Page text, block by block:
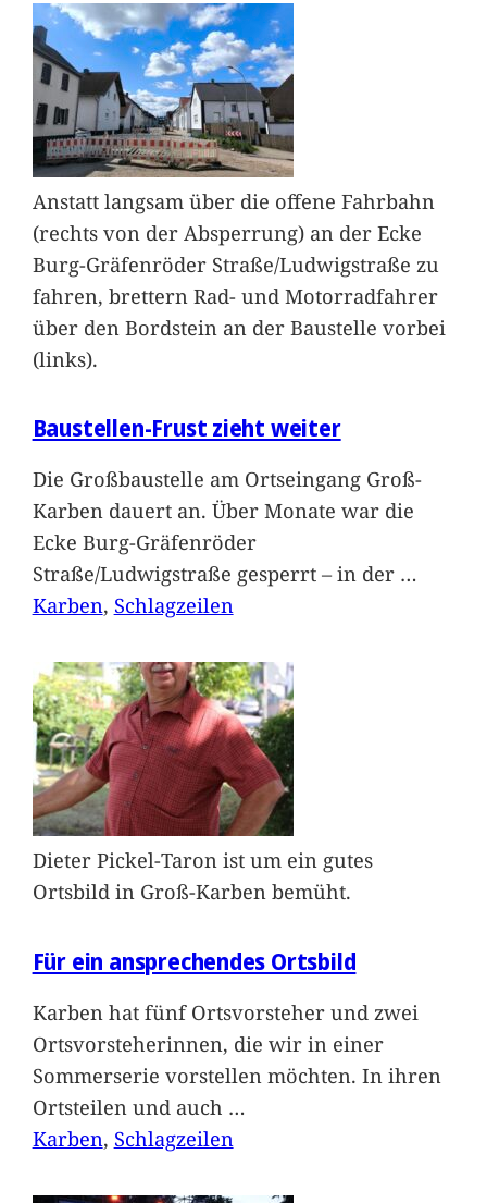
Anstatt langsam über die offene Fahrbahn
(rechts von der Absperrung) an der Ecke
Burg-Gräfenröder Straße/Ludwigstraße zu
fahren, brettern Rad- und Motorradfahrer
über den Bordstein an der Baustelle vorbei
(links).
Baustellen-Frust zieht weiter
Die Großbaustelle am Ortseingang Groß-
Karben dauert an. Über Monate war die
Ecke Burg-Gräfenröder
Straße/Ludwigstraße gesperrt – in der …
Karben, Schlagzeilen
Dieter Pickel-Taron ist um ein gutes
Ortsbild in Groß-Karben bemüht.
Für ein ansprechendes Ortsbild
Karben hat fünf Ortsvorsteher und zwei
Ortsvorsteherinnen, die wir in einer
Sommerserie vorstellen möchten. In ihren
Ortsteilen und auch …
Karben, Schlagzeilen